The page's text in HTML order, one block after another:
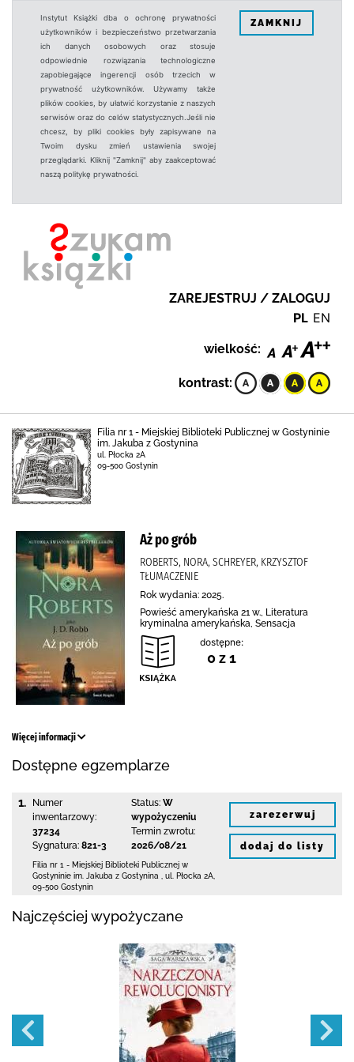
Instytut Książki dba o ochronę prywatności
użytkowników i bezpieczeństwo przetwarzania
ich danych osobowych oraz stosuje
odpowiednie rozwiązania technologiczne
zapobiegające ingerencji osób trzecich w
prywatność użytkowników. Używamy także
plików cookies, by ułatwić korzystanie z naszych
serwisów oraz do celów statystycznych.Jeśli nie
chcesz, by pliki cookies były zapisywane na
Twoim dysku zmień ustawienia swojej
przeglądarki. Kliknij "Zamknij" aby zaakceptować
naszą politykę prywatności.
ZAMKNIJ
ZAREJESTRUJ / ZALOGUJ
PL EN
wielkość:
kontrast:
Filia nr 1 - Miejskiej Biblioteki Publicznej w Gostyninie
im. Jakuba z Gostynina
ul. Płocka 2A
09-500 Gostynin
Aż po grób
ROBERTS, NORA, SCHREYER, KRZYSZTOF
TŁUMACZENIE
Rok wydania: 2025.
Powieść amerykańska 21 w., Literatura
kryminalna amerykańska, Sensacja
dostępne:
0 z 1
Więcej informacji
Dostępne egzemplarze
1.
Numer
inwentarzowy:
37234
Sygnatura: 821-3
Status: W
wypożyczeniu
Termin zwrotu:
2026/08/21
Filia nr 1 - Miejskiej Biblioteki Publicznej w
Gostyninie im. Jakuba z Gostynina
ul. Płocka 2A
09-500 Gostynin
zarezerwuj
dodaj do listy
Najczęściej wypożyczane